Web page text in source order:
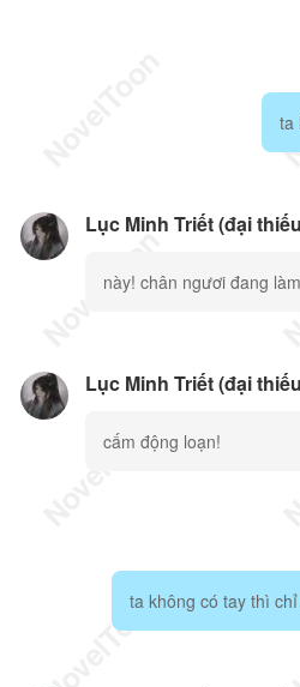
ta
Lục Minh Triết (đại
này! chân ngươi đang
Lục Minh Triết (đại
cấm động loạn!
ta không có tay thì